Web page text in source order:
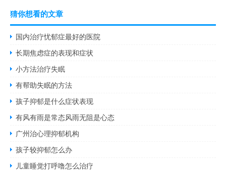
猜你想看的文章
国内治疗忧郁症最好的医院
长期焦虑症的表现和症状
小方法治疗失眠
有帮助失眠的方法
孩子抑郁是什么症状表现
有风有雨是常态风雨无阻是心态
广州治心理抑郁机构
孩子较抑郁怎么办
儿童睡觉打呼噜怎么治疗